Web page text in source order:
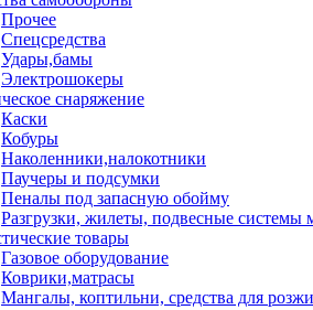
Прочее
Спецсредства
Удары,бамы
Электрошокеры
снаряжение
Каски
Кобуры
Наколенники,налокотники
Паучеры и подсумки
Пеналы под запасную обойму
Разгрузки, жилеты, подвесные системы
товары
Газовое оборудование
Коврики,матрасы
Мангалы, коптильни, средства для